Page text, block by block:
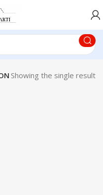
Showing the single result